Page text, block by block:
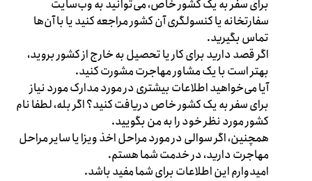
برای سفر به یک کشور خاص، می‌توانید به وب‌سایت
سفارتخانه یا کنسولگری آن کشور مراجعه کنید یا با آن‌ها
تماس بگیرید.
اگر قصد دارید برای کار یا تحصیل به خارج از کشور بروید،
بهتر است با یک مشاور مهاجرت مشورت کنید.
آیا می‌خواهید اطلاعات بیشتری در مورد مدارک مورد نیاز
برای سفر به یک کشور خاص دریافت کنید؟ اگر بله، لطفا نام
کشور مورد نظر خود را به من بگویید.
همچنین، اگر سوالی در مورد مراحل اخذ ویزا یا سایر مراحل
مهاجرت دارید، در خدمت شما هستم.
امیدوارم این اطلاعات برای شما مفید باشد.